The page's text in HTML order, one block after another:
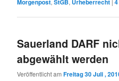
Morgenpost,StGB, Urheberrecht |4
Sauerland DARF
abgewählt werden
Veröffentlicht amFreitag 30 Juli ,